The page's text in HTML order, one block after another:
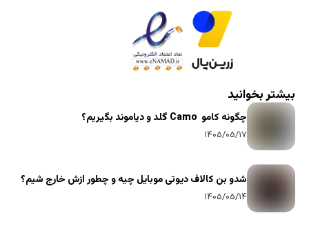
بیشتر بخوانید
چگونه کامو Camo گلد و دیاموند بگیریم؟
۱۴۰۵/۰۵/۱۷
شدو بن کالاف دیوتی موبایل چیه و چطور ازش خارج شیم؟
۱۴۰۵/۰۵/۱۴